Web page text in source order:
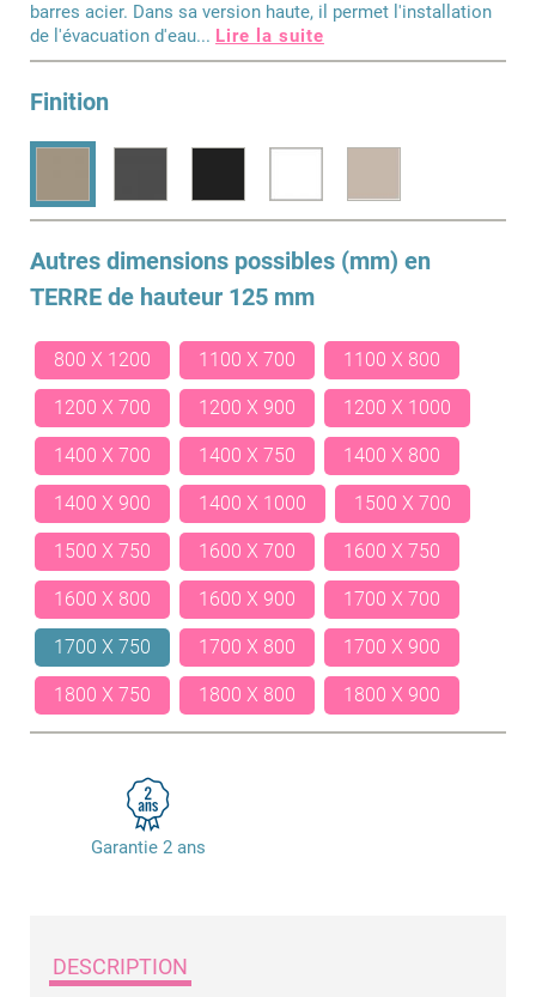
barres acier. Dans sa version haute, il permet l'installation
de l'évacuation d'eau... Lire la suite
Finition
Autres dimensions possibles (mm) en
TERREde hauteur 125 mm
800 X 1200 1100 X 700 1100 X 800
1200 X 700 1200 X 900 1200 X 1000
1400 X 700 1400 X 750 1400 X 800
1400 X 900 1400 X 1000 1500 X 700
1500 X 750 1600 X 700 1600 X 750
1600 X 800 1600 X 900 1700 X 700
1700 X 750 1700 X 800 1700 X 900
1800 X 750 1800 X 800 1800 X 900
Garantie 2 ans
DESCRIPTION